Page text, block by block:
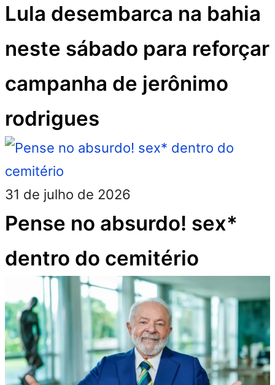
Lula desembarca na bahia
neste sábado para reforçar
campanha de jerônimo
rodrigues
31 de julho de 2026
Pense no absurdo! sex*
dentro do cemitério